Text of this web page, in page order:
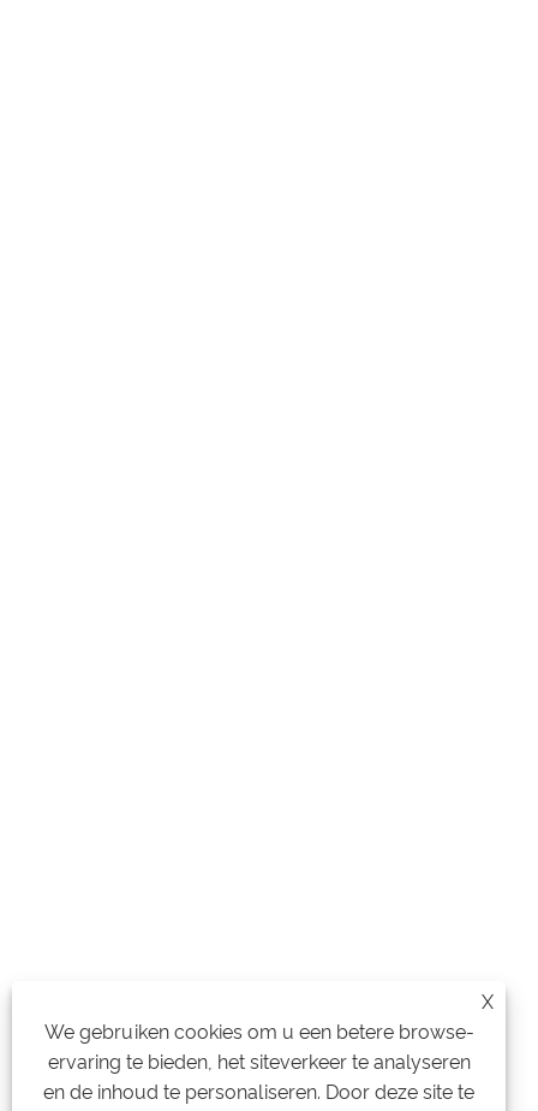
X
We gebruiken cookies om u een betere browse-
ervaring te bieden, het siteverkeer te analyseren
en de inhoud te personaliseren. Door deze site te